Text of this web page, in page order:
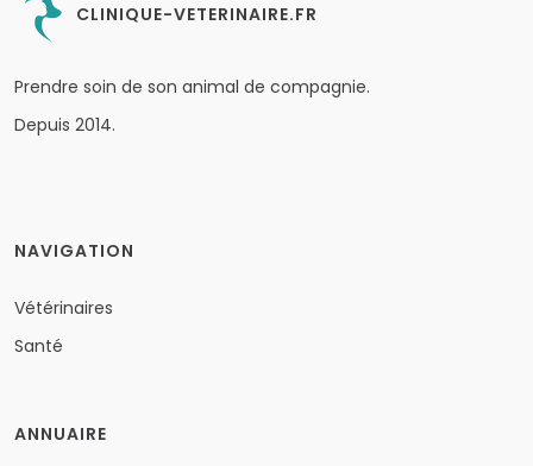
CLINIQUE-VETERINAIRE.FR
Prendre soin de son animal de compagnie.
Depuis 2014.
NAVIGATION
Vétérinaires
Santé
ANNUAIRE